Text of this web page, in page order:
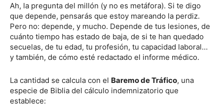
Ah, la pregunta del millón (y no es metáfora). Si te digo
que depende, pensarás que estoy mareando la perdiz.
Pero no: depende, y mucho. Depende de tus lesiones, de
cuánto tiempo has estado de baja, de si te han quedado
secuelas, de tu edad, tu profesión, tu capacidad laboral…
y también, de cómo esté redactado el informe médico.
La cantidad se calcula con el Baremo de Tráfico, una
especie de Biblia del cálculo indemnizatorio que
establece: